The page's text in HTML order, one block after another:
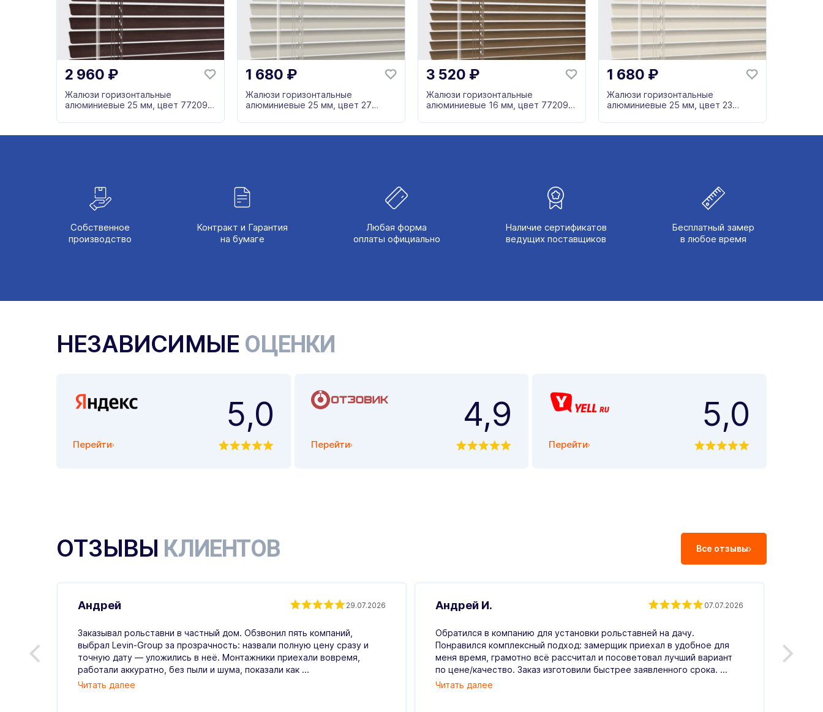
2 960 ₽
Жалюзи горизонтальные
алюминиевые 25 мм, цвет 772098
1 680 ₽
Жалюзи горизонтальные
алюминиевые 25 мм, цвет 27
3 520 ₽
Жалюзи горизонтальные
алюминиевые 16 мм, цвет 772095
1 680 ₽
Жалюзи горизонтальные
алюминиевые 25 мм, цвет 23
Собственное
производство
Контракт и Гарантия
на бумаге
Любая форма
оплаты официально
Наличие сертификатов
ведущих поставщиков
Бесплатный замер
в любое время
НЕЗАВИСИМЫЕ ОЦЕНКИ
Перейти
5,0
Перейти
4,9
Перейти
5,0
ОТЗЫВЫ КЛИЕНТОВ Все отзывы
Андрей 29.07.2026
Заказывал рольставни в частный дом. Обзвонил пять компаний,
выбрал Levin-Group за прозрачность: назвали полную цену сразу и
точную дату — уложились в неё. Монтажники приехали вовремя,
работали аккуратно, без пыли и шума, показали как ...
Читать далее
Андрей И. 07.07.2026
Обратился в компанию для установки рольставней на дачу.
Понравился комплексный подход: замерщик приехал в удобное для
меня время, грамотно всё рассчитал и посоветовал лучший вариант
по цене/качество. Заказ изготовили быстрее заявленного срока. ...
Читать далее